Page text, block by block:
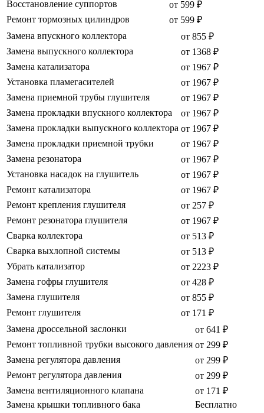
Восстановление суппортов
от 599 ₽
Ремонт тормозных цилиндров
от 599 ₽
Замена впускного коллектора
от 855 ₽
Замена выпускного коллектора
от 1368 ₽
Замена катализатора
от 1967 ₽
Установка пламегасителей
от 1967 ₽
Замена приемной трубы глушителя
от 1967 ₽
Замена прокладки впускного коллектора
от 1967 ₽
Замена прокладки выпускного коллектора от 1967 ₽
Замена прокладки приемной трубки
от 1967 ₽
Замена резонатора
от 1967 ₽
Установка насадок на глушитель
от 1967 ₽
Ремонт катализатора
от 1967 ₽
Ремонт крепления глушителя
от 257 ₽
Ремонт резонатора глушителя
от 1967 ₽
Сварка коллектора
от 513 ₽
Сварка выхлопной системы
от 513 ₽
Убрать катализатор
от 2223 ₽
Замена гофры глушителя
от 428 ₽
Замена глушителя
от 855 ₽
Ремонт глушителя
от 171 ₽
Замена дроссельной заслонки
от 641 ₽
Ремонт топливной трубки высокого давления от 299 ₽
Замена регулятора давления
от 299 ₽
Ремонт регулятора давления
от 299 ₽
Замена вентиляционного клапана
от 171 ₽
Замена крышки топливного бака
Бесплатно